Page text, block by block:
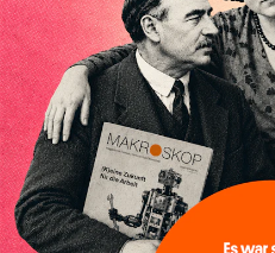
Inhaltsverzeichnis
das große Ganze. Wir
haben einen Blick auf
Geld, Wirtschaft und
Politik, den Sie so
woanders nicht finden.
Dabei leben wir von
unseren Autoren, ihren
Recherchen, ihrem Wissen
und ihrem Enthusiasmus.